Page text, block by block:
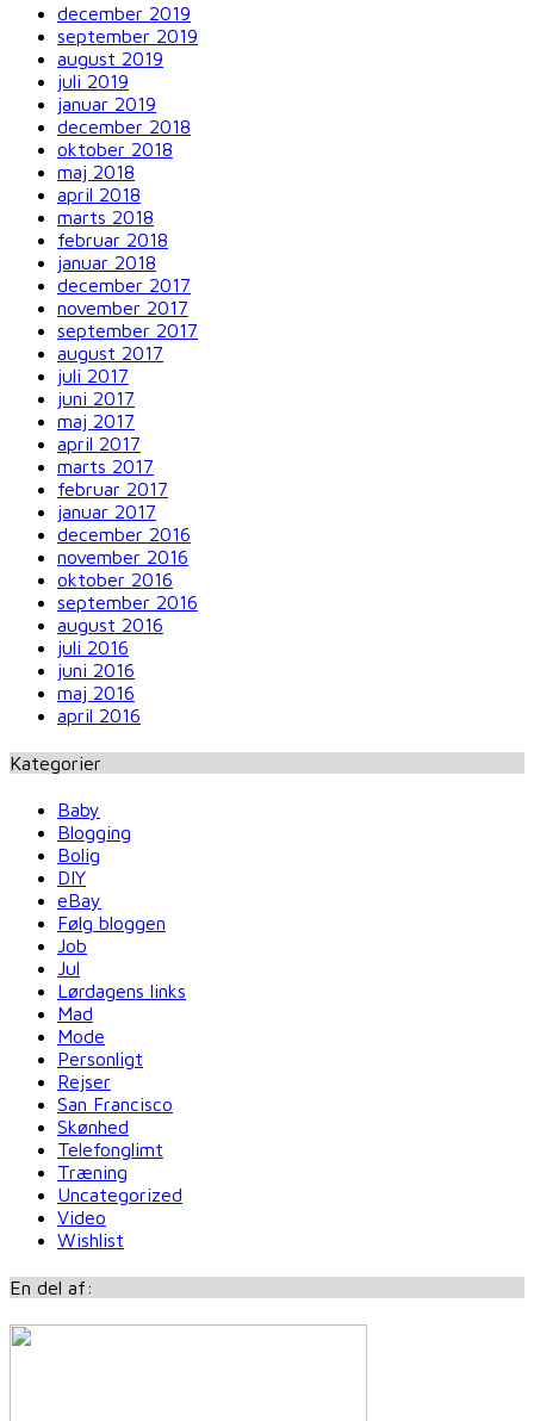
december 2019
september 2019
august 2019
juli 2019
januar 2019
december 2018
oktober 2018
maj 2018
april 2018
marts 2018
februar 2018
januar 2018
december 2017
november 2017
september 2017
august 2017
juli 2017
juni 2017
maj 2017
april 2017
marts 2017
februar 2017
januar 2017
december 2016
november 2016
oktober 2016
september 2016
august 2016
juli 2016
juni 2016
maj 2016
april 2016
Kategorier
Baby
Blogging
Bolig
DIY
eBay
Følg bloggen
Job
Jul
Lørdagens links
Mad
Mode
Personligt
Rejser
San Francisco
Skønhed
Telefonglimt
Træning
Uncategorized
Video
Wishlist
En del af: